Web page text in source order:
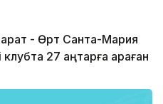
- Өрт Санта-Мария
27 қаңтарға қараған